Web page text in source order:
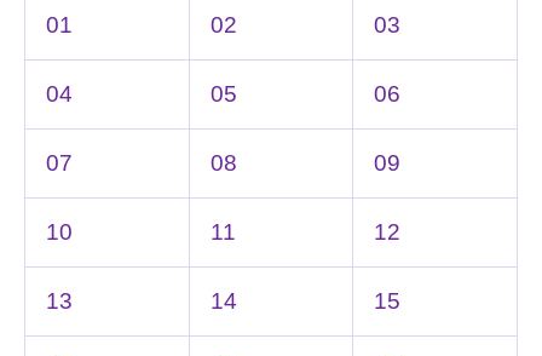
01 02 03
04 05 06
07 08 09
10 11 12
13 14 15